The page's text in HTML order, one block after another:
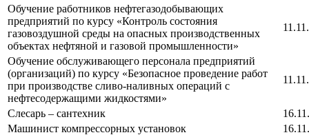
Обучение работников нефтегазодобывающих
предприятий по курсу «Контроль состояния
газовоздушной среды на опасных производственных
объектах нефтяной и газовой промышленности»
Обучение обслуживающего персонала предприятий
(организаций) по курсу «Безопасное проведение работ
при производстве сливо-наливных операций с
нефтесодержащими жидкостями»
Слесарь – сантехник
Машинист компрессорных установок